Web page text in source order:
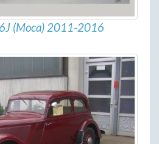
(Moca) 2011-2016